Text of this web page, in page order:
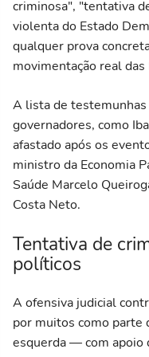
criminosa", "tentativa
violenta do Estado
qualquer prova
movimentação real
A lista de
governadores, como
afastado após os
ministro da Economia
Saúde Marcelo
Costa Neto.
Tentativa de
políticos
A ofensiva judicial
por muitos como parte
esquerda — com apoio